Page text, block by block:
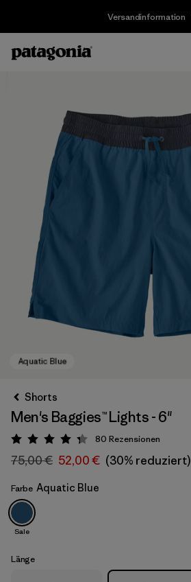
Versandinformation
Aquatic Blue
Shorts
Men's Baggies™ Lights - 6"
Bewertung: 4.3 / 5
80 Rezensionen
75,00 € 52,00 € (30% reduziert)
Farbe Aquatic Blue
Sale
Länge